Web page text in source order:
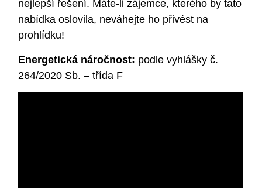
nejlepší řešení. Máte-li zájemce, kterého by tato
nabídka oslovila, neváhejte ho přivést na
prohlídku!
Energetická náročnost: podle vyhlášky č.
264/2020 Sb. – třída F